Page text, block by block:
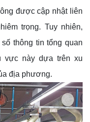
được cập nhật liên
trọng. Tuy nhiên,
thông tin tổng quan
vực này dựa trên xu
địa phương.